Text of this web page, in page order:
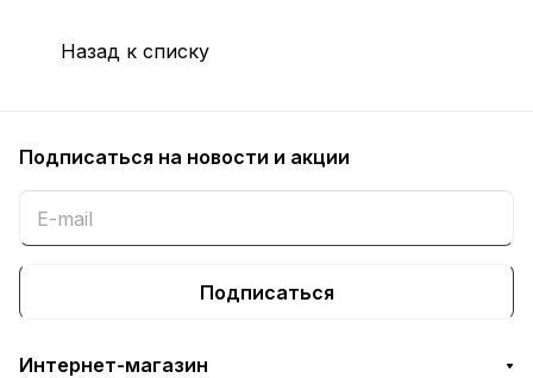
Назад к списку
Подписаться на новости и акции
Подписаться
Интернет-магазин